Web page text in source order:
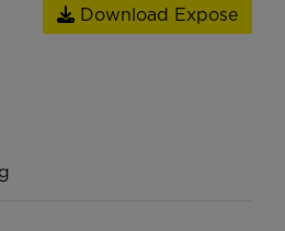
Download Expose